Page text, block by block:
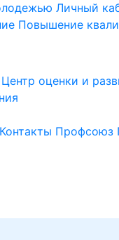
Личный
Повышение
Центр оценки и
Контакты Профсоюз